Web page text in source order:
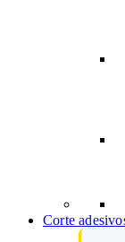
Corte